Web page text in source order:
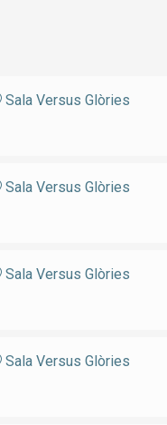
Sala Versus Glòries
Sala Versus Glòries
Sala Versus Glòries
Sala Versus Glòries